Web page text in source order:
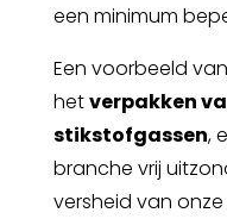
een minimum
Een voorbeeld
hetverpakken
stikstofgassen,
branche vrij
versheid van